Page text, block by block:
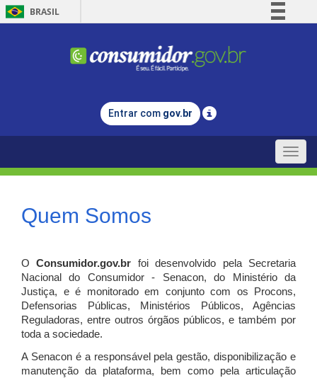
BRASIL
Comunica BR
Legislação
Entrar com gov.br
Toggle
Quem Somos
OConsumidor.gov.br
foi desenvolvido pela Secretaria
Nacional do Consumidor - Senacon, do Ministério da
Justiça, e é monitorado em conjunto com os Procons,
Defensorias Públicas, Ministérios Públicos, Agências
Reguladoras, entre outros órgãos públicos, e também por
toda a sociedade.
A Senacon é a responsável pela gestão, disponibilização e
manutenção da plataforma, bem como pela articulação